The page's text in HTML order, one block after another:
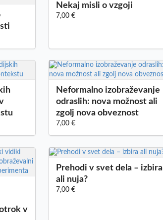
Nekaj misli o vzgoji
7,00 €
Neformalno izobraževanje
odraslih: nova možnost ali
zgolj nova obveznost
7,00 €
v
Prehodi v svet dela – izbira
ali nuja?
7,00 €